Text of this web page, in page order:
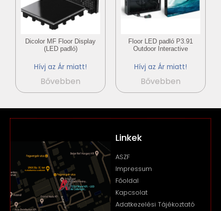
Dicolor MF Floor Display
(LED padló)
Hívj az Ár miatt!
Bővebben
Floor LED padló P3.91
Outdoor Interactive
Hívj az Ár miatt!
Bővebben
Linkek
ASZF
Impressum
Főoldal
Kapcsolat
Adatkezelési Tájékoztató